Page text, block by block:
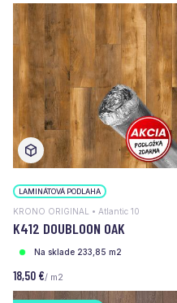
LAMINÁTOVÁ PODLAHA
KRONO ORIGINAL • Atlantic 10
K412 DOUBLOON OAK
Na sklade 233,85 m2
18,50 €/ m2